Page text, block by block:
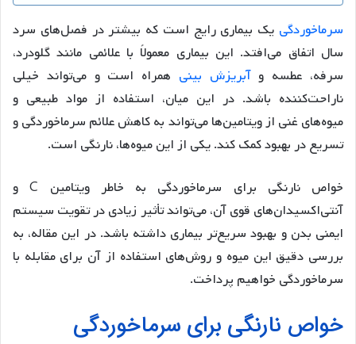
سرماخوردگی یک بیماری رایج است که بیشتر در فصل‌های سرد
سال اتفاق می‌افتد. این بیماری معمولاً با علائمی مانند گلودرد،
سرفه، عطسه وآبریزش بینی همراه است و می‌تواند خیلی
ناراحت‌کننده باشد. در این میان، استفاده از مواد طبیعی و
میوه‌های غنی از ویتامین‌ها می‌تواند به کاهش علائم سرماخوردگی و
تسریع در بهبود کمک کند. یکی از این میوه‌ها، نارنگی است.
خواص نارنگی برای سرماخوردگی به خاطر ویتامین C و
آنتی‌اکسیدان‌های قوی آن، می‌تواند تأثیر زیادی در تقویت سیستم
ایمنی بدن و بهبود سریع‌تر بیماری داشته باشد. در این مقاله، به
بررسی دقیق این میوه و روش‌های استفاده از آن برای مقابله با
سرماخوردگی خواهیم پرداخت.
خواص نارنگی برای سرماخوردگی